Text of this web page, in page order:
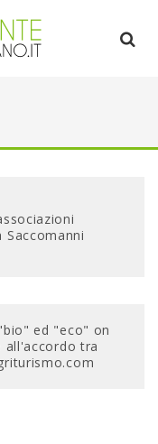
Saccomanni
ed "eco" on
all'accordo tra